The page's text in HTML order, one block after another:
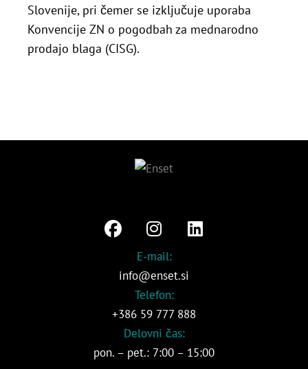
Slovenije, pri čemer se izključuje uporaba
Konvencije ZN o pogodbah za mednarodno
prodajo blaga (CISG).
F
a
e
o
o
I
n
s
t
a
g
r
a
m
L
i
d
i
E-mail:
info@enset.si
Telefon:
+386 59 777 888
Delovni čas:
pon. – pet.: 7:00 – 15:00